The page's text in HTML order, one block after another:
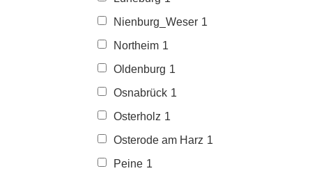
Nienburg_Weser 1
Northeim 1
Oldenburg 1
Osnabrück 1
Osterholz 1
Osterode am Harz 1
Peine 1